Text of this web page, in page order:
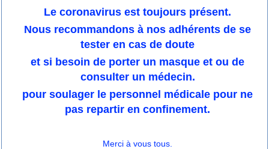
Le coronavirus est toujours présent.
Nous recommandons à nos adhérents de se
tester en cas de doute
et si besoin de porter un masque et ou de
consulter un médecin.
pour soulager le personnel médicale pour ne
pas repartir en confinement.
Merci à vous tous.